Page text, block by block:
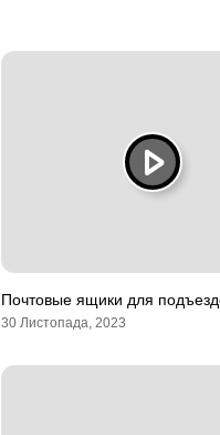
Почтовые ящики для
30 Листопада, 2023